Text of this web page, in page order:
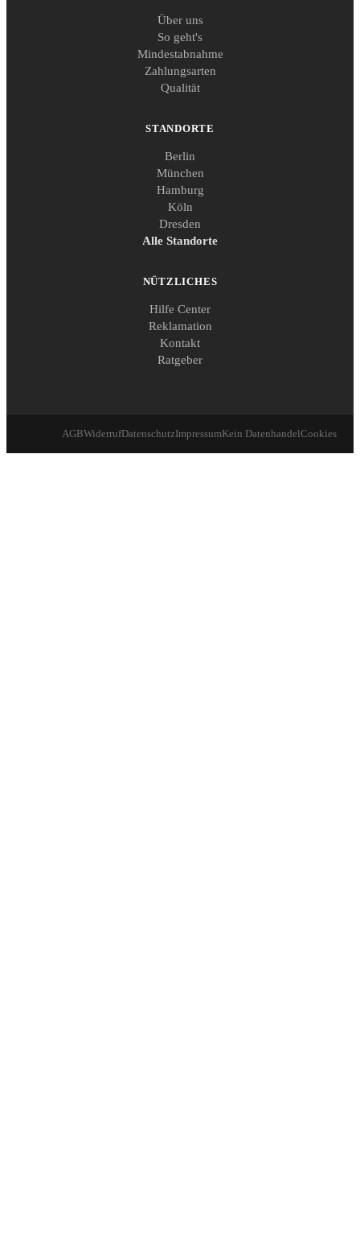
Über uns
So geht's
Mindestabnahme
Zahlungsarten
Qualität
STANDORTE
Berlin
München
Hamburg
Köln
Dresden
Alle Standorte
NÜTZLICHES
Hilfe Center
Reklamation
Kontakt
Ratgeber
AGBWiderrufDatenschutzImpressumKein DatenhandelCookies